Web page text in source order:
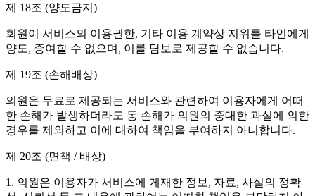
제 18조 (양도금지)
회원이 서비스의 이용권한, 기타 이용 계약상 지위를 타인에게
양도, 증여할 수 없으며, 이를 담보로 제공할 수 없습니다.
제 19조 (손해배상)
의원은 무료로 제공되는 서비스와 관련하여 이용자에게 어떠
한 손해가 발생하더라도 동 손해가 의원의 중대한 과실에 의한
경우를 제외하고 이에 대하여 책임을 부여하지 아니합니다.
제 20조 (면책 / 배상)
1. 의원은 이용자가 서비스에 게재한 정보, 자료, 사실의 정확